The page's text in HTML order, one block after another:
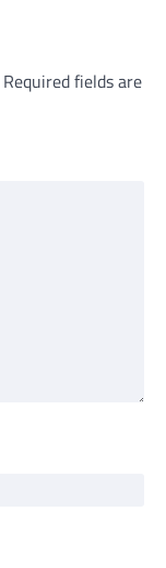
Required fields are